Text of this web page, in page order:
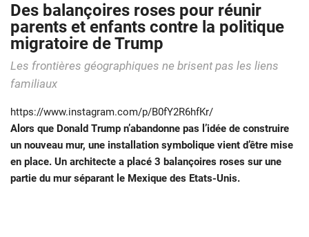
Des balançoires roses pour réunir
parents et enfants contre la politique
migratoire de Trump
Les frontières géographiques ne brisent pas les liens
familiaux
https://www.instagram.com/p/B0fY2R6hfKr/
Alors que Donald Trump n’abandonne pas l’idée de construire
un nouveau mur, une installation symbolique vient d’être mise
en place. Un architecte a placé 3 balançoires roses sur une
partie du mur séparant le Mexique des Etats-Unis.